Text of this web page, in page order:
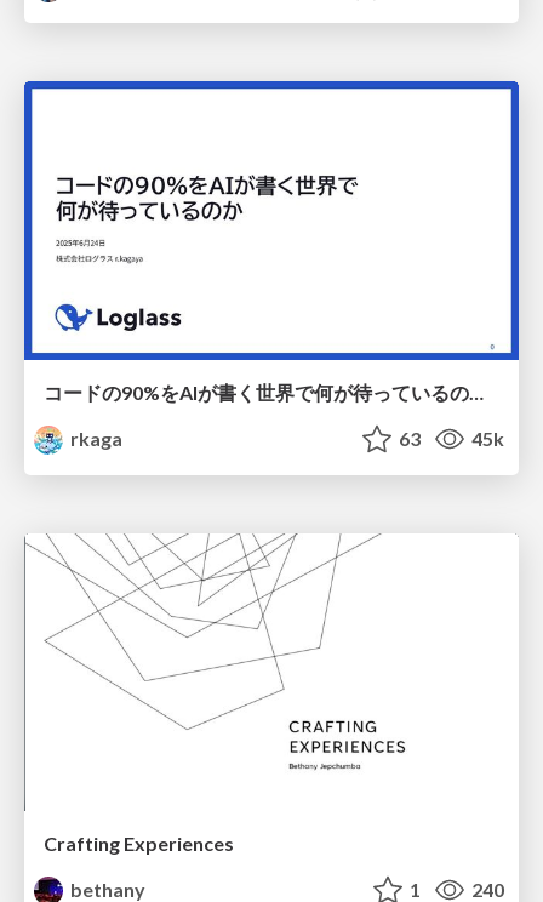
rkaga
63 45k
Crafting Experiences
bethany
1 240